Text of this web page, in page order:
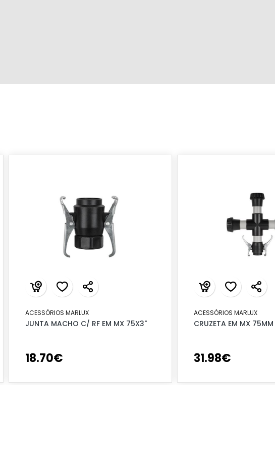
ACESSÓRIOS MARLUX
JUNTA MACHO C/ RF EM MX 75X3"
18.70€
ACESSÓRIOS MARLUX
CRUZETA EM MX 75MM
31.98€